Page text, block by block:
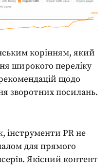
корінням, який
широкого переліку
щодо
зворотних посилань.
інструменти PRне
для прямого
Якісний контент